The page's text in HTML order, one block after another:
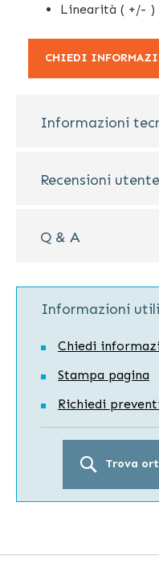
Linearità ( +/- )
CHIEDI
Informazioni
Recensioni utente
Q & A
Informazioni utili
Chiedi
Stampa pagina
Richiedi
Trova